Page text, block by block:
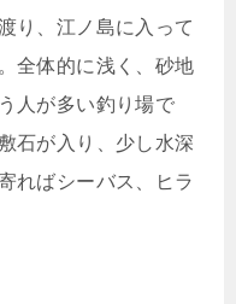
り、江ノ島に入って
全体的に浅く、砂地
人が多い釣り場で
石が入り、少し水深
ればシーバス、ヒラ